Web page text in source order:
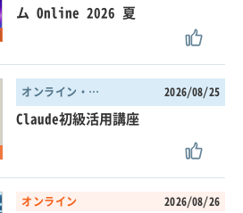
ム Online 2026 夏
オンライン・東京都 2026/08/25
Claude初級活用講座
オンライン 2026/08/26